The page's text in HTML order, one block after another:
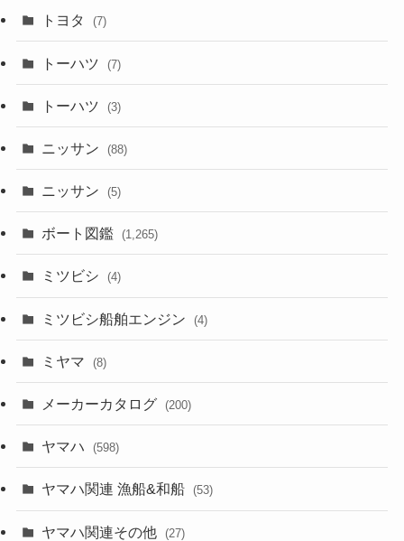
トヨタ (7)
トーハツ (7)
トーハツ (3)
ニッサン (88)
ニッサン (5)
ボート図鑑 (1,265)
ミツビシ (4)
ミツビシ船舶エンジン (4)
ミヤマ (8)
メーカーカタログ (200)
ヤマハ (598)
ヤマハ関連 漁船&和船 (53)
ヤマハ関連その他 (27)